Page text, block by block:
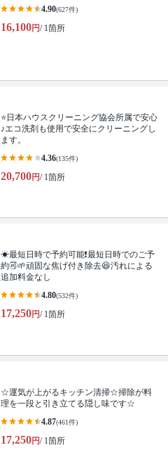
4.90(627件)
16,100円/ 1箇所
⭐️日本ハウスクリーニング協会所属で安心
♪エコ洗剤も使用で安全にクリーニングし
ます。
4.36(135件)
20,700円/ 1箇所
☀最短日時で予約可能❗最短日時でのご予
約🉑🌱頑固な焦げ付き除去😆汚れによる
追加料金なし
4.80(532件)
17,250円/ 1箇所
☆運気が上がるキッチン清掃☆掃除が料
理を一段と引き立てる隠し味です☆
4.87(461件)
17,250円/ 1箇所